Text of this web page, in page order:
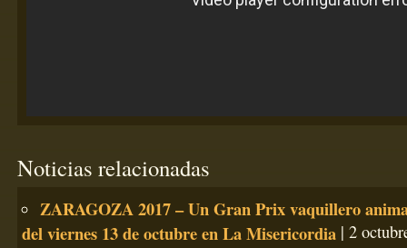
Noticias relacionadas
ZARAGOZA 2017 – Un Gran Prix vaquillero
del viernes 13 de octubre en La Misericordia | 2